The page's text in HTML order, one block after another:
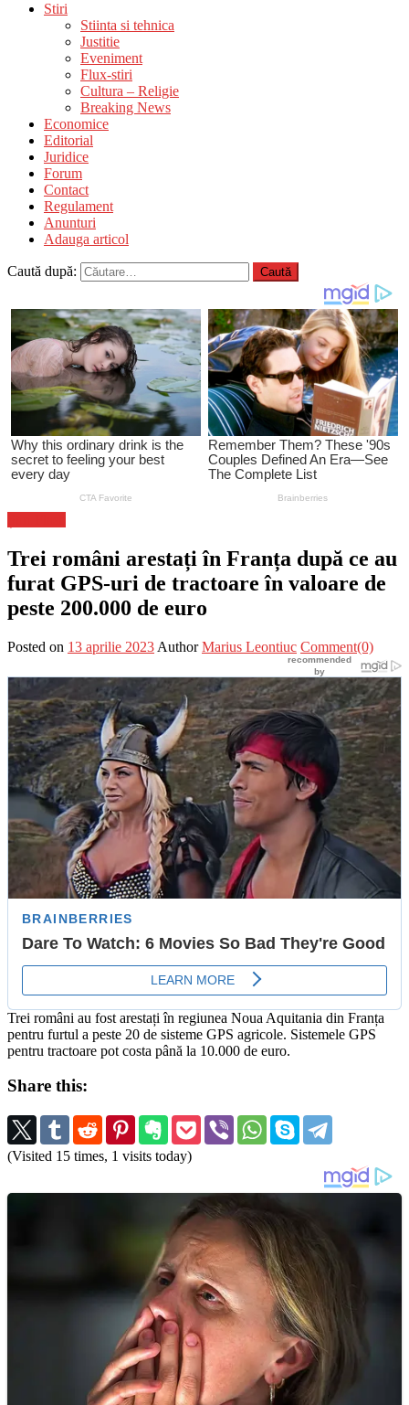
Stiri
Stiinta si tehnica
Justitie
Eveniment
Flux-stiri
Cultura – Religie
Breaking News
Economice
Editorial
Juridice
Forum
Contact
Regulament
Anunturi
Adauga articol
Caută după:
Trei români arestați în Franța după ce au
furat GPS-uri de tractoare în valoare de
peste 200.000 de euro
Posted on 13 aprilie 2023 Author Marius Leontiuc Comment(0)
Trei români au fost arestați în regiunea Noua Aquitania din Franța
pentru furtul a peste 20 de sisteme GPS agricole. Sistemele GPS
pentru tractoare pot costa până la 10.000 de euro.
Share this:
(Visited 15 times, 1 visits today)